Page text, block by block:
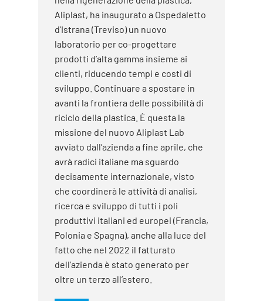
Aliplast, ha inaugurato a Ospedaletto
d’Istrana (Treviso) un nuovo
laboratorio per co-progettare
prodotti d’alta gamma insieme ai
clienti, riducendo tempi e costi di
sviluppo. Continuare a spostare in
avanti la frontiera delle possibilità di
riciclo della plastica. È questa la
missione del nuovo Aliplast Lab
avviato dall’azienda a fine aprile, che
avrà radici italiane ma sguardo
decisamente internazionale, visto
che coordinerà le attività di analisi,
ricerca e sviluppo di tutti i poli
produttivi italiani ed europei (Francia,
Polonia e Spagna), anche alla luce del
fatto che nel 2022 il fatturato
dell’azienda è stato generato per
oltre un terzo all’estero.